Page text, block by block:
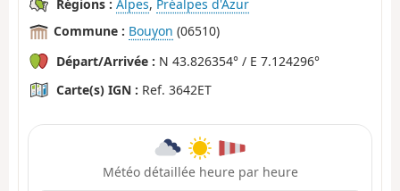
Régions : Alpes, Préalpes d'Azur
Commune : Bouyon (06510)
Départ/Arrivée : N 43.826354° / E 7.124296°
Carte(s) IGN : Ref. 3642ET
Météo détaillée heure par heure